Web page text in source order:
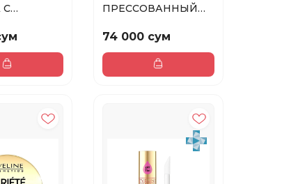
С
№ 13
ПРЕССОВАННЫЙ
VARIETE
74 000 сум